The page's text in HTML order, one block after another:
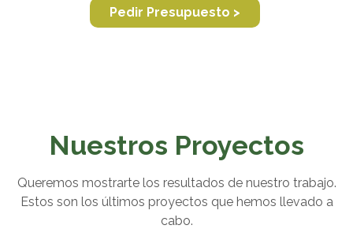
Pedir Presupuesto >
Nuestros Proyectos
Queremos mostrarte los resultados de nuestro trabajo.
Estos son los últimos proyectos que hemos llevado a
cabo.